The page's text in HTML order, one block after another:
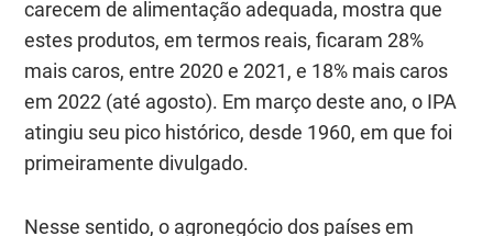
carecem de alimentação adequada, mostra que
estes produtos, em termos reais, ficaram 28%
mais caros, entre 2020 e 2021, e 18% mais caros
em 2022 (até agosto). Em março deste ano, o IPA
atingiu seu pico histórico, desde 1960, em que foi
primeiramente divulgado.
Nesse sentido, o agronegócio dos países em